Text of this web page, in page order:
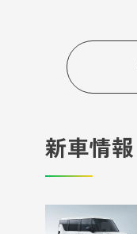
新車情報